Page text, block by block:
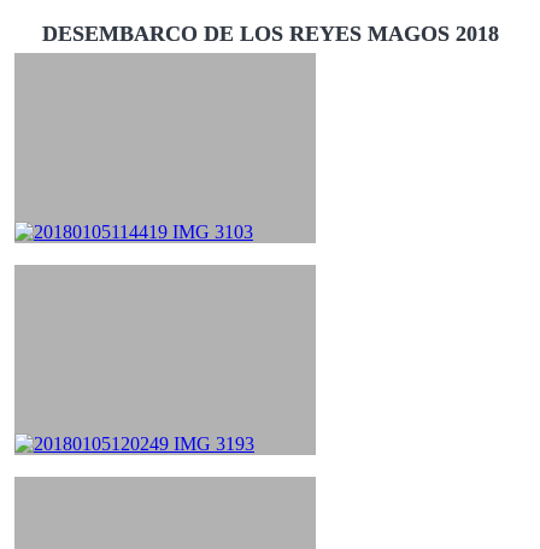
DESEMBARCO DE LOS REYES MAGOS 2018